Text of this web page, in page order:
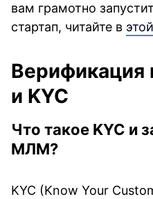
вам грамотно
стартап, читайте в
Верификация
и KYC
Что такое KYC и
МЛМ?
KYC (Know Your